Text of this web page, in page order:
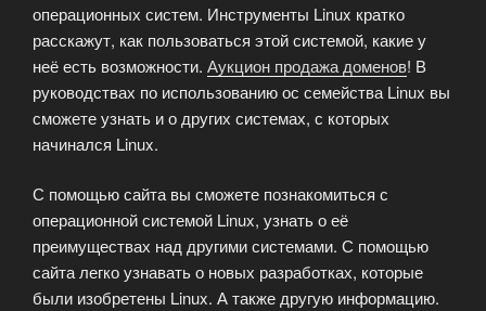
операционных систем. Инструменты Linux кратко
расскажут, как пользоваться этой системой, какие у
неё есть возможности. Аукцион продажа доменов! В
руководствах по использованию ос семейства Linux вы
сможете узнать и о других системах, с которых
начинался Linux.
С помощью сайта вы сможете познакомиться с
операционной системой Linux, узнать о её
преимуществах над другими системами. С помощью
сайта легко узнавать о новых разработках, которые
были изобретены Linux. А также другую информацию.